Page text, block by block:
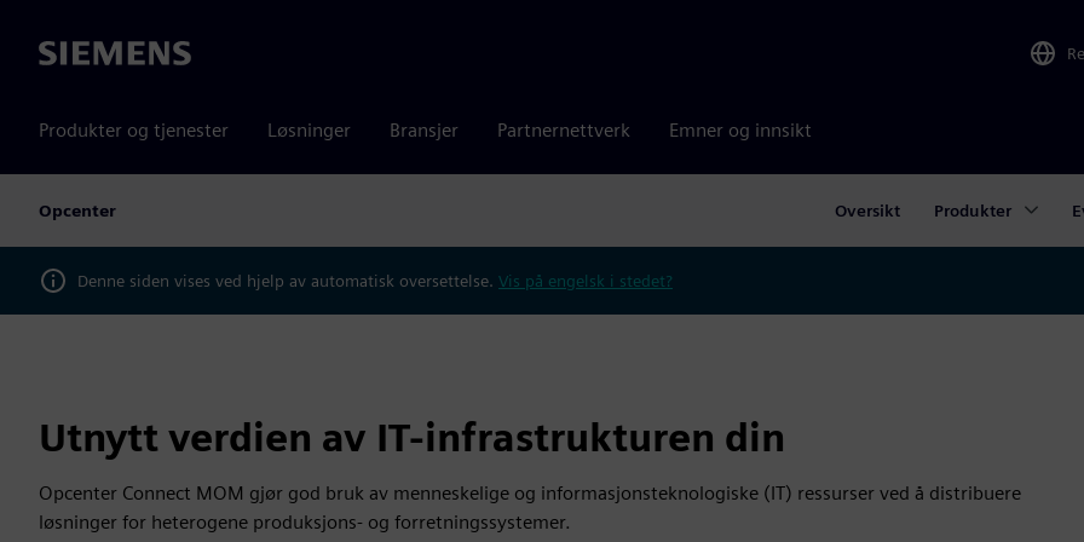
Siemens
Produkter og tjenester Løsninger Bransjer Partnernettverk Emner og innsikt
Opcenter Oversikt Produkter
Denne siden vises ved hjelp av automatisk oversettelse. Vis på engelsk i stedet?
Utnytt verdien av IT-infrastrukturen din
Opcenter Connect MOM gjør god bruk av menneskelige og informasjonsteknologiske (IT) ressurser ved å distribuere
løsninger for heterogene produksjons- og forretningssystemer.